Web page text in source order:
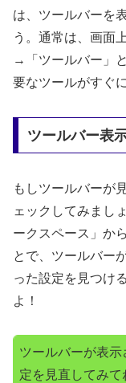
は、ツールバーを
う。通常は、画面
→「ツールバー」
要なツールがすぐ
ツールバー表
もしツールバーが
ェックしてみまし
ークスペース」か
とで、ツールバー
った設定を見つけ
よ！
ツールバーが表
定を見直してみて